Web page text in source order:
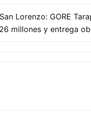
Lorenzo: GORE
millones y entrega